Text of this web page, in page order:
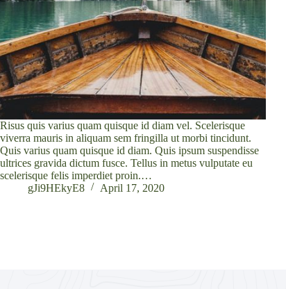
Risus quis varius quam quisque id diam vel. Scelerisque
viverra mauris in aliquam sem fringilla ut morbi tincidunt.
Quis varius quam quisque id diam. Quis ipsum suspendisse
ultrices gravida dictum fusce. Tellus in metus vulputate eu
scelerisque felis imperdiet proin.…
gJi9HEkyE8
April 17, 2020